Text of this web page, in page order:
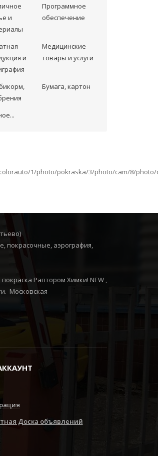
и
Программное
обеспечение
и
Медицинские
товары и услуги
Бумага, картон
1/photo/pokraska/3/photo/cam/8/photo/
покрасочные, аэрография,
, покраска Раптором Химки! NEW ,
Московская
Доска объявлений